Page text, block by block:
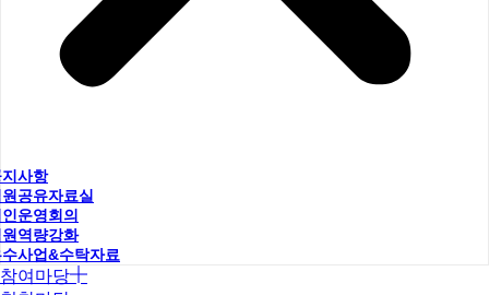
사항
공유자료실
운영회의
역량강화
사업&수탁자료
참여마당